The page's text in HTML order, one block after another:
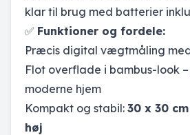
klar til brug med batterier
✅ Funktioner og fordele:
Præcis digital vægtmåling
Flot overflade i bambus-look
moderne hjem
Kompakt og stabil: 30 x 30 cm
høj